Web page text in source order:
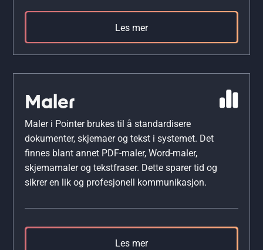
Les mer
Maler
Maler i Pointer brukes til å standardisere
dokumenter, skjemaer og tekst i systemet. Det
finnes blant annet PDF-maler, Word-maler,
skjemamaler og tekstfraser. Dette sparer tid og
sikrer en lik og profesjonell kommunikasjon.
Les mer